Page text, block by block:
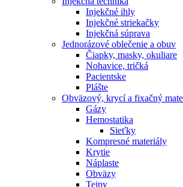
Injekčné ihly
Injekčné striekačky
Injekčná súprava
Jednorázové oblečenie a obuv
Čiapky, masky, okuliare
Nohavice, tričká
Pacientske
Plášte
Obväzový, krycí a fixačný
Gázy
Hemostatika
Sieťky
Kompresné materiály
Krytie
Náplaste
Obväzy
Tejpy